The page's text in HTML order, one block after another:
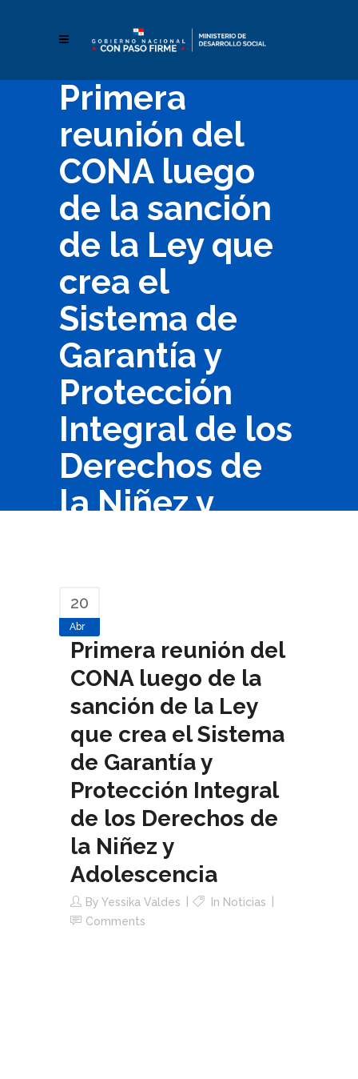
Primera
reunión del
CONA luego
de la sanción
de la Ley que
crea el
Sistema de
Garantía y
Protección
Integral de los
Derechos de
la Niñez y
20
Abr
Primera reunión del
CONA luego de la
sanción de la Ley
que crea el Sistema
de Garantía y
Protección Integral
de los Derechos de
la Niñez y
Adolescencia
By Yessika Valdes In Noticias
Comments